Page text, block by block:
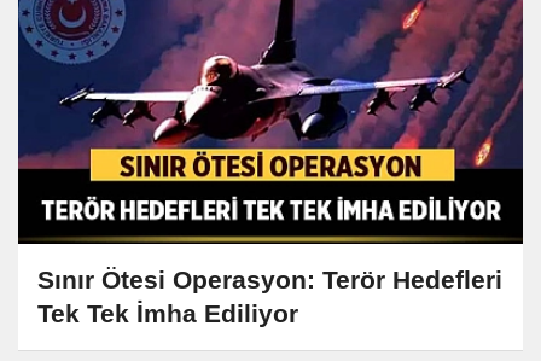
Sınır Ötesi Operasyon: Terör Hedefleri
Tek Tek İmha Ediliyor